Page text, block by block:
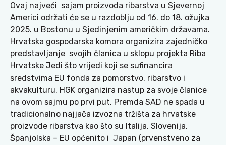
Ovaj najveći sajam proizvoda ribarstva u Sjevernoj
Americi održati će se u razdoblju od 16. do 18. ožujka
2025. u Bostonu u Sjedinjenim američkim državama.
Hrvatska gospodarska komora organizira zajedničko
predstavljanje svojih članica u sklopu projekta Riba
Hrvatske Jedi što vrijedi koji se sufinancira
sredstvima EU fonda za pomorstvo, ribarstvo i
akvakulturu. HGK organizira nastup za svoje članice
na ovom sajmu po prvi put. Premda SAD ne spada u
tradicionalno najjača izvozna tržišta za hrvatske
proizvode ribarstva kao što su Italija, Slovenija,
Španjolska – EU općenito i Japan (prvenstveno za